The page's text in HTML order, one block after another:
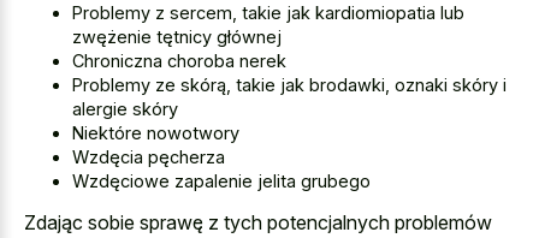
Problemy z sercem, takie jak kardiomiopatia lub
zwężenie tętnicy głównej
Chroniczna choroba nerek
Problemy ze skórą, takie jak brodawki, oznaki skóry i
alergie skóry
Niektóre nowotwory
Wzdęcia pęcherza
Wzdęciowe zapalenie jelita grubego
Zdając sobie sprawę z tych potencjalnych problemów